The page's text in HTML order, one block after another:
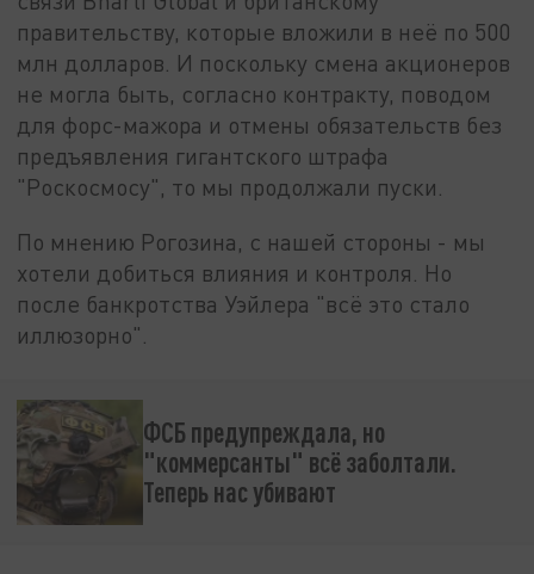
правительству, которые вложили в неё по 500
млн долларов. И поскольку смена акционеров
не могла быть, согласно контракту, поводом
для форс-мажора и отмены обязательств без
предъявления гигантского штрафа
"Роскосмосу", то мы продолжали пуски.
По мнению Рогозина, с нашей стороны - мы
хотели добиться влияния и контроля. Но
после банкротства Уэйлера "всё это стало
иллюзорно".
ФСБ предупреждала, но
"коммерсанты" всё заболтали.
Теперь нас убивают